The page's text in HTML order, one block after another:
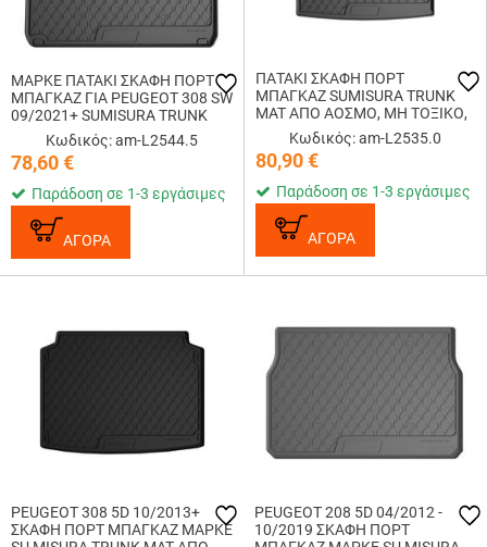
ΜΑΡΚΕ ΠΑΤΑΚΙ ΣΚΑΦΗ ΠΟΡΤ
ΜΠΑΓΚΑΖ ΓΙΑ PEUGEOT 308 SW
09/2021+ SUMISURA TRUNK
MAT ΑΠΟ ΑΟΣΜΟ, ΜΗ ΤΟΞΙΚΟ,
ΟΙΚΟΛΟΓΙΚΟ ΚΑΙ
ΑΝΑΚΥΚΛΩΣΙΜΟ ΣΥΝΘΕΤΙΚΟ
ΛΑΣΤΙΧΟ ...
Κωδικός: am-L2544.5
78,60€
Παράδοση σε 1-3 εργάσιμες
ΑΓΟΡΑ
ΠΑΤΑΚΙ ΣΚΑΦΗ ΠΟΡΤ
ΜΠΑΓΚΑΖ SUMISURA TRUNK
MAT ΑΠΟ ΑΟΣΜΟ, ΜΗ ΤΟΞΙΚΟ,
ΟΙΚΟΛΟΓΙΚΟ ΚΑΙ
ΑΝΑΚΥΚΛΩΣΙΜΟ ΣΥΝΘΕΤΙΚΟ
ΛΑΣΤΙΧΟ ΣΕ ΜΑΥΡΟ ΧΡΩΜΑ ΓΙΑ
PEUGEOT 3008 12...
Κωδικός: am-L2535.0
80,90€
Παράδοση σε 1-3 εργάσιμες
ΑΓΟΡΑ
PEUGEOT 308 5D 10/2013+
ΣΚΑΦΗ ΠΟΡΤ ΜΠΑΓΚΑΖ ΜΑΡΚΕ
PEUGEOT 208 5D 04/2012 -
10/2019 ΣΚΑΦΗ ΠΟΡΤ